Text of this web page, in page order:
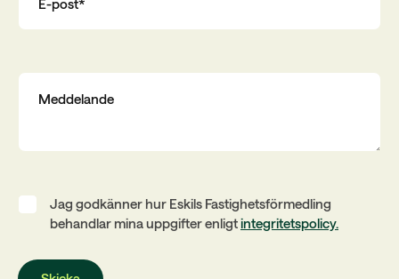
Jag godkänner hur Eskils Fastighetsförmedling
behandlar mina uppgifter enligtintegritetspolicy.